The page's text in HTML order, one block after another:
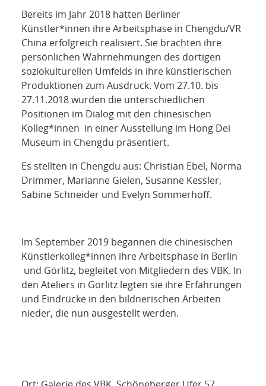
Bereits im Jahr 2018 hatten Berliner
Künstler*innen ihre Arbeitsphase in Chengdu/VR
China erfolgreich realisiert. Sie brachten ihre
persönlichen Wahrnehmungen des dortigen
soziokulturellen Umfelds in ihre künstlerischen
Produktionen zum Ausdruck. Vom 27.10. bis
27.11.2018 wurden die unterschiedlichen
Positionen im Dialog mit den chinesischen
Kolleg*innen in einer Ausstellung im Hong Dei
Museum in Chengdu präsentiert.
Es stellten in Chengdu aus: Christian Ebel, Norma
Drimmer, Marianne Gielen, Susanne Kessler,
Sabine Schneider und Evelyn Sommerhoff.
Im September 2019 begannen die chinesischen
Künstlerkolleg*innen ihre Arbeitsphase in Berlin
und Görlitz, begleitet von Mitgliedern des VBK. In
den Ateliers in Görlitz legten sie ihre Erfahrungen
und Eindrücke in den bildnerischen Arbeiten
nieder, die nun ausgestellt werden.